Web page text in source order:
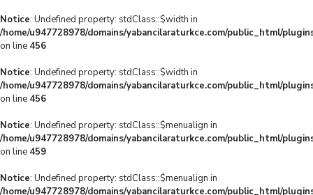
Notice: Undefined property: stdClass::$width in
/home/u947728978/domains/yabancilaraturkce.com/public_html/
on line 456
Notice: Undefined property: stdClass::$width in
/home/u947728978/domains/yabancilaraturkce.com/public_html/
on line 456
Notice: Undefined property: stdClass::$menualign in
/home/u947728978/domains/yabancilaraturkce.com/public_html/
on line 459
Notice: Undefined property: stdClass::$menualign in
/home/u947728978/domains/yabancilaraturkce.com/public_html/